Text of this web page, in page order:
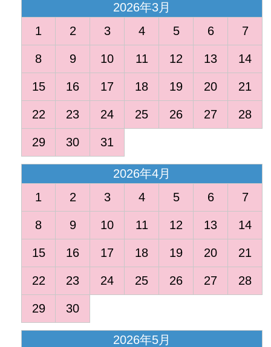
2026年3月
1
2 3 4 5 6 7
8 9 10 11 12 13 14
15 16 17 18 19 20 21
22 23 24 25 26 27 28
29 30 31
2026年4月
1
2 3 4 5 6 7
8 9 10 11 12 13 14
15 16 17 18 19 20 21
22 23 24 25 26 27 28
29 30
2026年5月